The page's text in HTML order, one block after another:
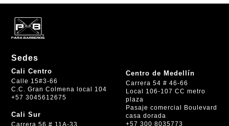
Sedes
Cali Centro
Calle 15#3-66
C.C. Gran Colmena local 104
+57 3045612675
Cali Sur
Carrera 56 # 11A-33
Centro de Medellín
Carrera 54 # 46-66
Local 106-107 CC metro
plaza
Pasaje comercial Boulevard
casa dorada
+57 300 8035773